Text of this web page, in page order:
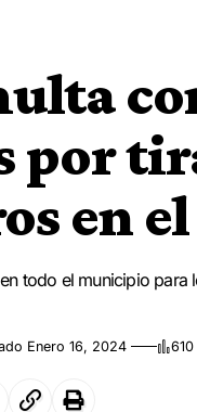
por
en
todo el municipio
Enero 16, 2024